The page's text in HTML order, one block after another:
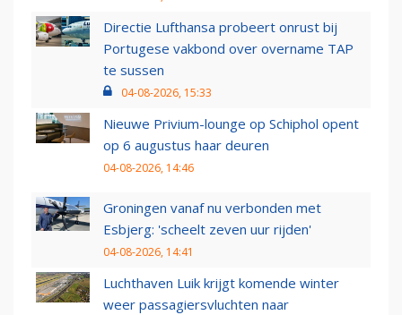
Directie Lufthansa probeert onrust bij
Portugese vakbond over overname TAP
te sussen
04-08-2026, 15:33
Nieuwe Privium-lounge op Schiphol opent
op 6 augustus haar deuren
04-08-2026, 14:46
Groningen vanaf nu verbonden met
Esbjerg: 'scheelt zeven uur rijden'
04-08-2026, 14:41
Luchthaven Luik krijgt komende winter
weer passagiersvluchten naar